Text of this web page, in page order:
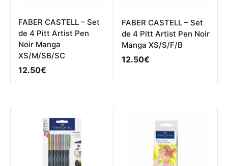
FABER CASTELL – Set
de 4 Pitt Artist Pen
Noir Manga
XS/M/SB/SC
12.50€
FABER CASTELL – Set
de 4 Pitt Artist Pen Noir
Manga XS/S/F/B
12.50€